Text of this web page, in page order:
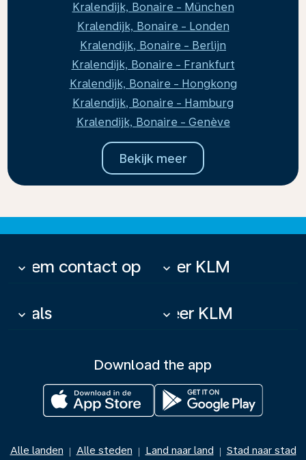
Kralendijk, Bonaire - München
Kralendijk, Bonaire - Londen
Kralendijk, Bonaire - Berlijn
Kralendijk, Bonaire - Frankfurt
Kralendijk, Bonaire - Hongkong
Kralendijk, Bonaire - Hamburg
Kralendijk, Bonaire - Genève
Bekijk meer
Neem contact op
keyboard_arrow_down Over KLM
keyboard_arrow_down
Deals
keyboard_arrow_down Meer KLM
keyboard_arrow_down
Download the app
Alle landen | Alle steden | Land naar land | Stad naar stad